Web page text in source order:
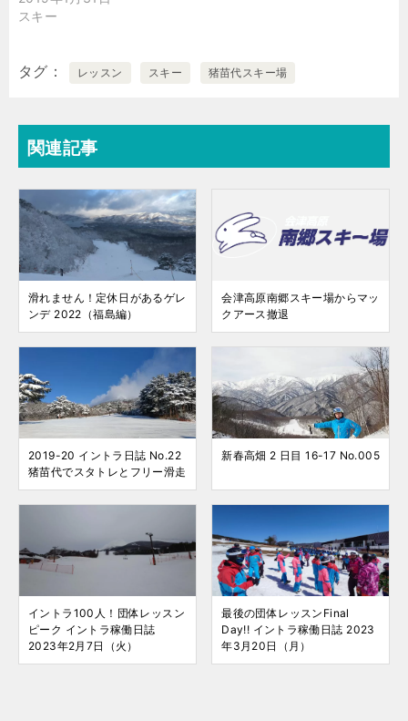
スキー
タグ レッスン スキー 猪苗代スキー場
関連記事
滑れません！定休日があるゲレ
ンデ 2022（福島編）
会津高原南郷スキー場からマッ
クアース撤退
2019-20 イントラ日誌 No.22
猪苗代でスタトレとフリー滑走
新春高畑 2 日目 16-17 No.005
イントラ100人！団体レッスン
ピーク イントラ稼働日誌
2023年2月7日（火）
最後の団体レッスンFinal
Day!! イントラ稼働日誌 2023
年3月20日（月）